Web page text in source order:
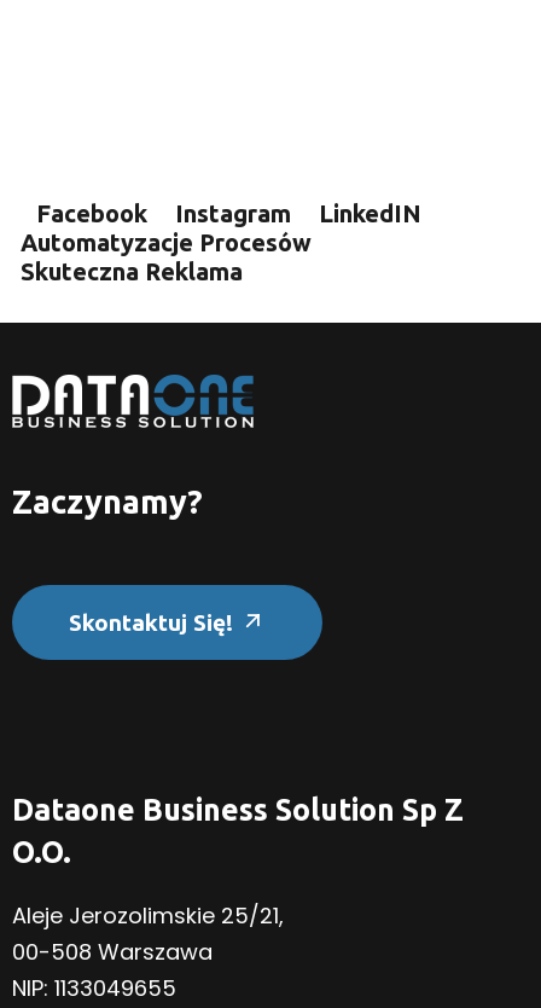
Facebook Instagram
LinkedIN
Automatyzacje Procesów
Skuteczna Reklama
Zaczynamy?
Skontaktuj Się!
Dataone Business Solution Sp Z
O.o.
Aleje Jerozolimskie 25/21,
00-508 Warszawa
NIP: 1133049655